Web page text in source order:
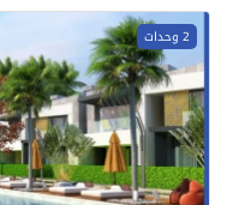
2 وحدات